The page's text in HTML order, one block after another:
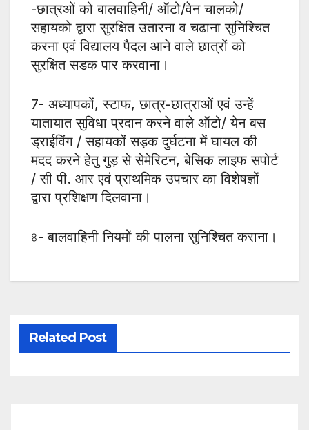
-छात्रओं को बालवाहिनी/ ऑटो/वेन चालको/
सहायको द्वारा सुरक्षित उतारना व चढाना सुनिश्चित
करना एवं विद्यालय पैदल आने वाले छात्रों को
सुरक्षित सडक पार करवाना।
7- अध्यापकों, स्टाफ, छात्र-छात्राओं एवं उन्हें
यातायात सुविधा प्रदान करने वाले ऑटो/ येन बस
ड्राईविंग / सहायकों सड़क दुर्घटना में घायल की
मदद करने हेतु गुड़ से सेमेरिटन, बेसिक लाइफ सपोर्ट
/ सी पी. आर एवं प्राथमिक उपचार का विशेषज्ञों
द्वारा प्रशिक्षण दिलवाना।
৪- बालवाहिनी नियमों की पालना सुनिश्चित कराना।
Related Post